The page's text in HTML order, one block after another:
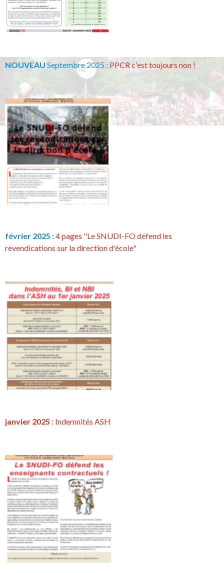
NOUVEAU Septembre 2025 : PPCR c'est toujours non !
février 2025 :4 pages "Le SNUDI-FO défend les
revendications sur la direction d'école"
janvier 2025 : Indemnités ASH